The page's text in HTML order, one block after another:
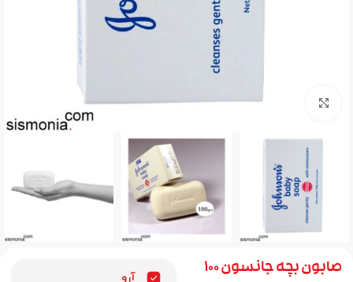
برای بزرگنمایی کلیک کنید
صابون بچه جانسون 100
آرو